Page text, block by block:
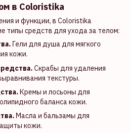
в Coloristika
и функции, в Coloristika
типы средств для ухода за телом:
Гели для душа для мягкого
кожи.
Скрабы для удаления
текстуры.
Кремы и лосьоны для
баланса кожи.
Масла и бальзамы для
кожи.